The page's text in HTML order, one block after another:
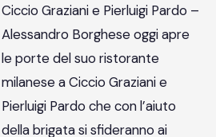
Ciccio Graziani e Pierluigi Pardo –
Alessandro Borghese oggi apre
le porte del suo ristorante
milanese a Ciccio Graziani e
Pierluigi Pardo che con l’aiuto
della brigata si sfideranno ai